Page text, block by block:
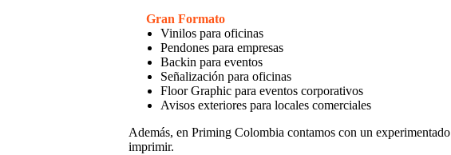
Gran Formato
Vinilos para oficinas
Pendones para empresas
Backin para eventos
Señalización para oficinas
Floor Graphic para eventos corporativos
Avisos exteriores para locales comerciales
Además, en Priming Colombia contamos con un experimentado
imprimir.